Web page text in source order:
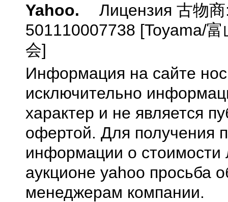
Yahoo.
Лицензия 古物
501110007738 [Toyama/
会]
Информация на сайте
исключительно
характер и не является
офертой. Для получения
информации о стоимости
аукционе yahoo просьба
менеджерам компании.